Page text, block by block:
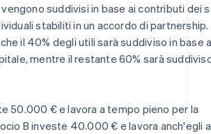
suddivisi in base ai contributi dei
stabiliti in un accordo di partnership.
il 40% degli utili sarà suddiviso in base
mentre il restante 60% sarà
50.000 € e lavora a tempo pieno per la
B investe 40.000 € e lavora anch'egli